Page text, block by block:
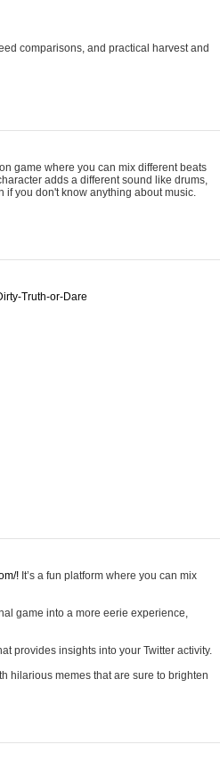
comparisons, and practical harvest and
game where you can mix different beats
adds a different sound like drums,
if you don't know anything about music.
Truth-or-Dare
! It’s a fun platform where you can mix
game into a more eerie experience,
provides insights into your Twitter activity.
hilarious memes that are sure to brighten